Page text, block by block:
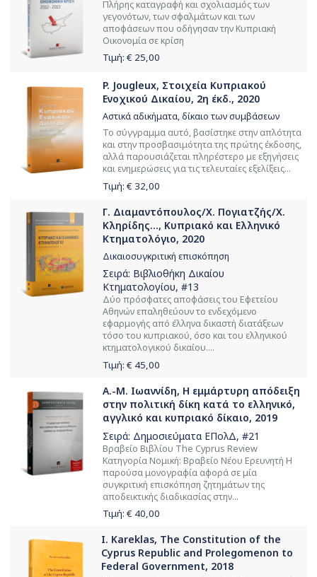
Πλήρης καταγραφή και σχολιασμός των
γεγονότων, των σφαλμάτων και των
αποφάσεων που οδήγησαν την Κυπριακή
Οικονομία σε κρίση
Τιμή: € 25,00
P. Jougleux, Στοιχεία Κυπριακού
Ενοχικού Δικαίου, 2η έκδ., 2020
Αστικά αδικήματα, δίκαιο των συμβάσεων
Το σύγγραμμα αυτό, βασίστηκε στην απλότητα
και στην προσβασιμότητα της πρώτης έκδοσης,
αλλά παρουσιάζεται πληρέστερο με εξηγήσεις
και ενημερώσεις για τις τελευταίες εξελίξεις...
Τιμή: € 32,00
Γ. Διαμαντόπουλος/Χ. Πογιατζής/Χ.
Κληρίδης..., Κυπριακό και Ελληνικό
Κτηματολόγιο, 2020
Δικαιοσυγκριτική επισκόπηση
Σειρά: Βιβλιοθήκη Δικαίου
Κτηματολογίου, #13
Δύο πρόσφατες αποφάσεις του Εφετείου
Αθηνών επαληθεύουν το ενδεχόμενο
εφαρμογής από έλληνα δικαστή διατάξεων
τόσο του κυπριακού, όσο και του ελληνικού
κτηματολογικού δικαίου....
Τιμή: € 45,00
Α.-Μ. Ιωαννίδη, Η εμμάρτυρη απόδειξη
στην πολιτική δίκη κατά το ελληνικό,
αγγλικό και κυπριακό δίκαιο, 2019
Σειρά: Δημοσιεύματα ΕΠολΔ, #21
Βραβείο Βιβλίου The Cyprus Review
Κατηγορία Νομική: Βραβείο Νέου Ερευνητή Η
παρούσα μονογραφία αφορά σε μία
συγκριτική επισκόπηση ζητημάτων της
αποδεικτικής διαδικασίας στην...
Τιμή: € 40,00
I. Kareklas, The Constitution of the
Cyprus Republic and Prolegomenon to
Federal Government, 2018